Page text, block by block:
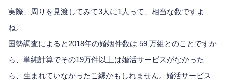
実際、周りを見渡してみて3人に1人って、相当な数ですよ
ね。
国勢調査によると2018年の婚姻件数は 59 万組とのことですか
ら、単純計算でその19万件以上は婚活サービスがなかった
ら、生まれていなかったご縁かもしれません。婚活サービス